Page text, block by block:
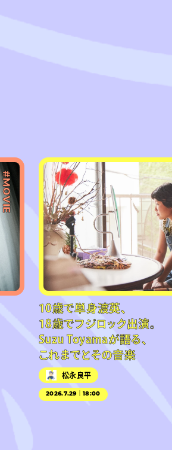
#MOVIE
10歳で単身渡英、
18歳でフジロック出演。
Suzu Toyamaが語る、
これまでとその音楽
松永良平
2026.7.29｜18:00